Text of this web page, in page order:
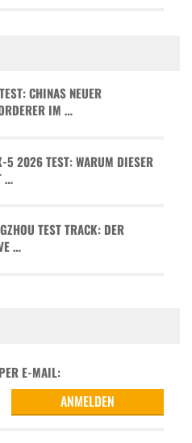
CHINAS NEUER
IM …
5 2026 TEST: WARUM DIESER
…
TEST TRACK: DER
…
E-MAIL: